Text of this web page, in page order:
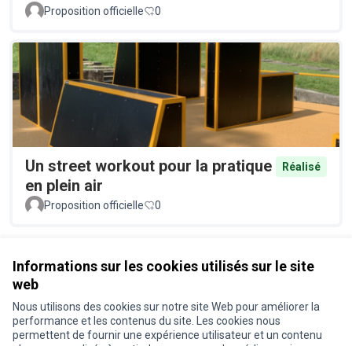
Informations sur les cookies utilisés sur le site
web
Nous utilisons des cookies sur notre site Web pour améliorer la
performance et les contenus du site. Les cookies nous
permettent de fournir une expérience utilisateur et un contenu
Proposition officielle 0
Un street workout pour la pratique
en plein air
Réalisé
Proposition officielle 0
Conditions d'utilisation
Paramètres des cookies
Je participe ! sur X
Je participe ! sur Facebook
Je participe ! sur Instagram